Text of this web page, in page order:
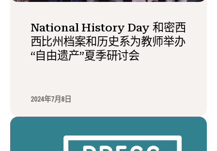
National History Day 和密西
西比州档案和历史系为教师举办
“自由遗产”夏季研讨会
2024年7月8日